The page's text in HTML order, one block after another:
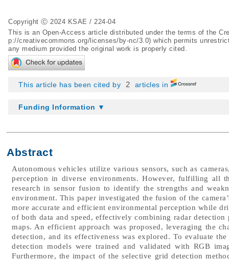
Copyright Ⓒ 2024 KSAE / 224-04
This is an Open-Access article distributed under the terms of the
p://creativecommons.org/licenses/by-nc/3.0) which permits
any medium provided the original work is properly cited.
This article has been cited by 2 articles in
Funding Information ▼
Abstract
Autonomous vehicles utilize various sensors, such as
perception in diverse environments. However, fulfilling all
research in sensor fusion to identify the strengths and
environment. This paper investigated the fusion of the
more accurate and efficient environmental perception while
of both data and speed, effectively combining radar
maps. An efficient approach was proposed, leveraging the
detection, and its effectiveness was explored. To evaluate
detection models were trained and validated with RGB
Furthermore, the impact of the selective grid detection